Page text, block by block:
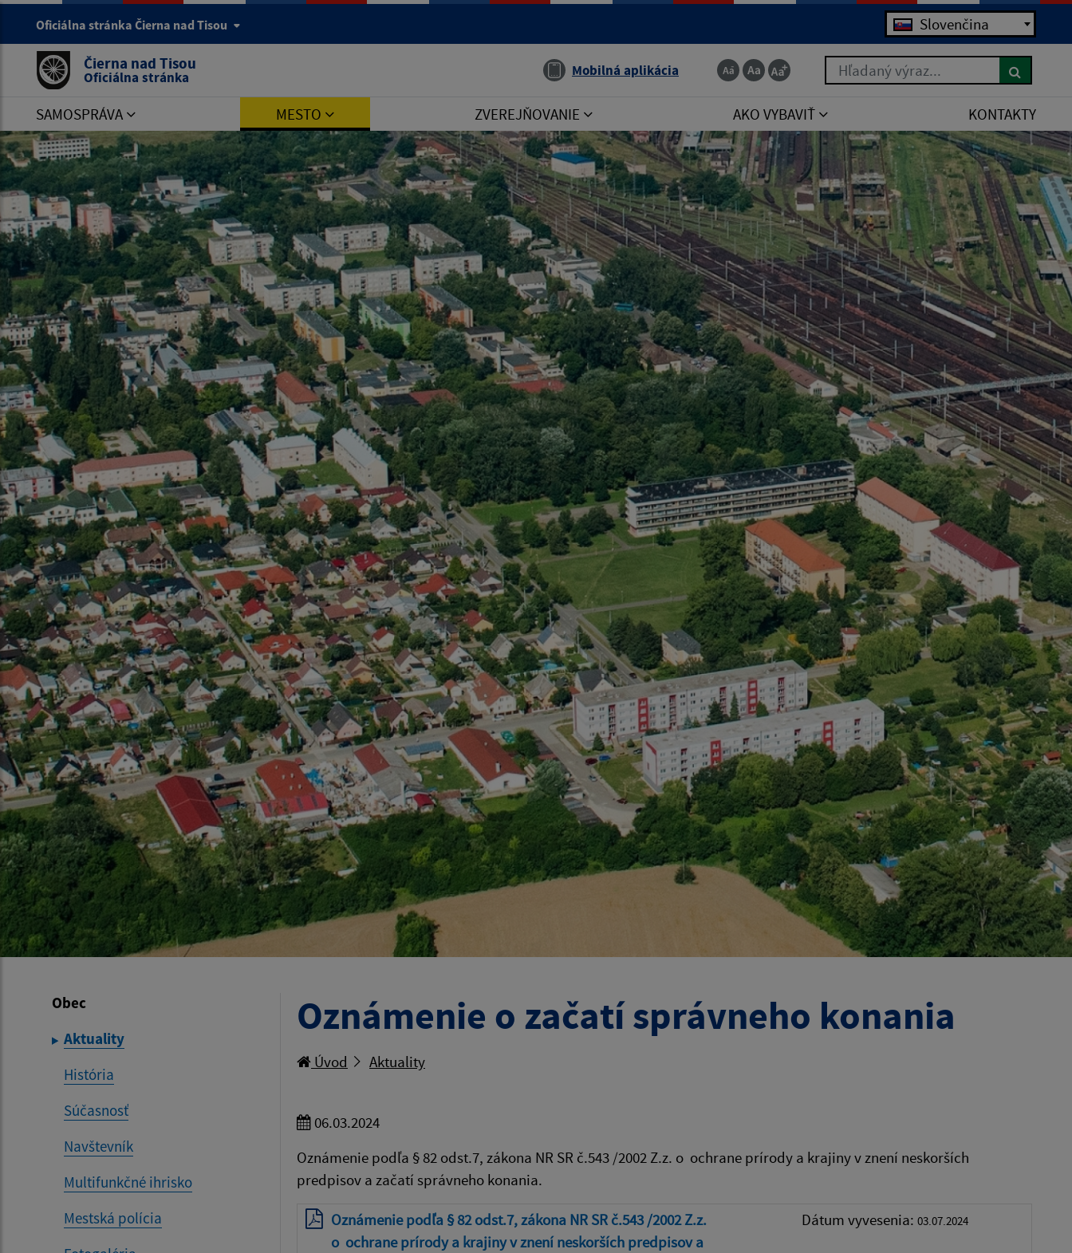
Oficiálna stránka Čierna nad Tisou Slovenčina
Čierna nad Tisou
Oficiálna stránka Mobilná aplikácia Hľadaný výraz...
SAMOSPRÁVA MESTO ZVEREJŇOVANIE AKO VYBAVIŤ KONTAKTY
Obec
Aktuality
História
Súčasnosť
Navštevník
Multifunkčné ihrisko
Mestská polícia
Oznámenie o začatí správneho konania
Úvod Aktuality
06.03.2024
Oznámenie podľa § 82 odst.7, zákona NR SR č.543 /2002 Z.z. o ochrane prírody a krajiny v znení neskorších
predpisov a začatí správneho konania.
Oznámenie podľa § 82 odst.7, zákona NR SR č.543 /2002 Z.z.
o ochrane prírody a krajiny v znení neskorších predpisov a
Dátum vyvesenia: 03.07.2024